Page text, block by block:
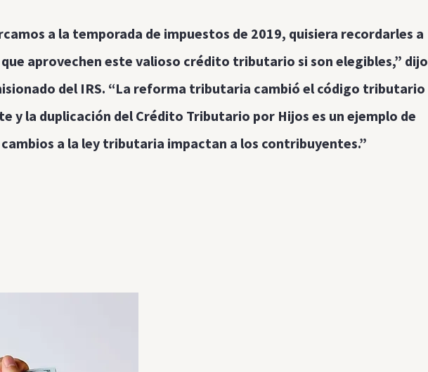
a la temporada de impuestos de 2019, quisiera recordarles a
aprovechen este valioso crédito tributario si son elegibles,” dijo
del IRS. “La reforma tributaria cambió el código tributario
y la duplicación del Crédito Tributario por Hijos es un ejemplo de
a la ley tributaria impactan a los contribuyentes.”